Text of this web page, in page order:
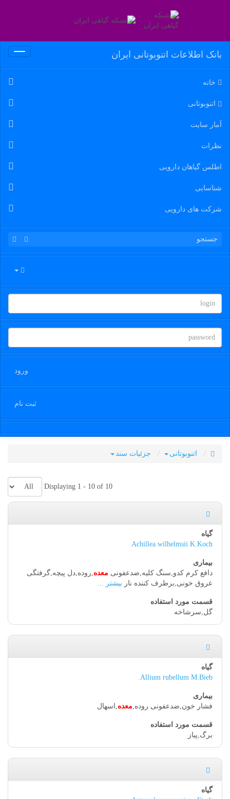
بانک اطلاعات اتنوبوتانی ایران
Toggle
خانه
اتنوبوتانی
آمار سایت
نظرات
اطلس گیاهان دارویی
شناسایی
شرکت های دارویی
ورود
ثبت نام
اتنوبوتانی جزئیات سند
Displaying 1 - 10 of 10
Achillea wilhelmsii K.Koch
دافع کرم کدو,سنگ کلیه,ضدعفونی معده,روده,دل پیچه,گرفتگی
عروق خونی,برطرف کننده نار بیشتر ...
گل,سرشاخه
Allium rubellum M.Bieb.
فشار خون,ضدعفونی روده,معده,اسهال
برگ,پیاز